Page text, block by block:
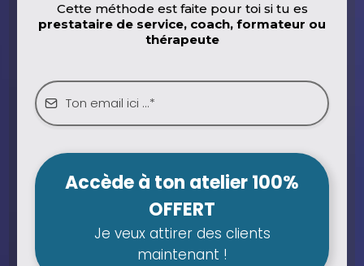
Cette méthode est faite pour toi si tu es
prestataire de service, coach, formateur ou
thérapeute
Accède à ton atelier 100%
OFFERT
Je veux attirer des clients
maintenant !